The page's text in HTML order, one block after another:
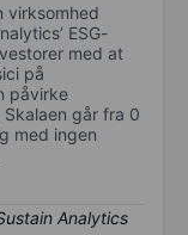
virksomhed
ESG-
med at
på
påvirke
går fra 0
med ingen